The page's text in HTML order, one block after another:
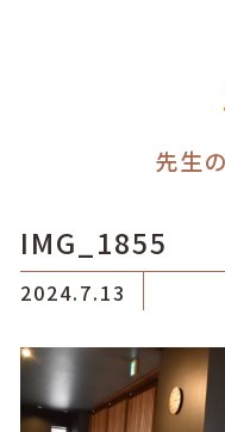
先生
IMG_1855
2024.7.13